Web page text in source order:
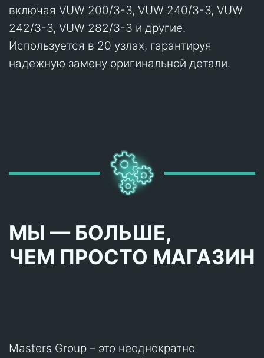
включая VUW 200/3-3, VUW 240/3-3, VUW
242/3-3, VUW 282/3-3 и другие.
Используется в 20 узлах, гарантируя
надежную замену оригинальной детали.
МЫ — БОЛЬШЕ,
ЧЕМ ПРОСТО МАГАЗИН
Masters Group – это неоднократно